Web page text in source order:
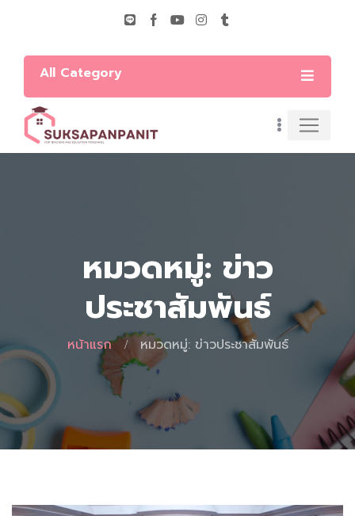
All Category
หมวดหมู่: ข่าว
ประชาสัมพันธ์
หน้าแรก หมวดหมู่: ข่าวประชาสัมพันธ์